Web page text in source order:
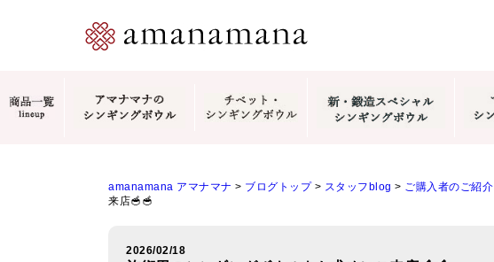
amanamana アマナマナ > ブログトップ> スタッフblog > ご購入者のご紹介
来店🥣🥣
2026/02/18